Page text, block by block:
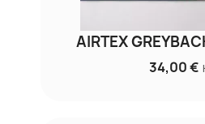
AIRTEX
34,00 €